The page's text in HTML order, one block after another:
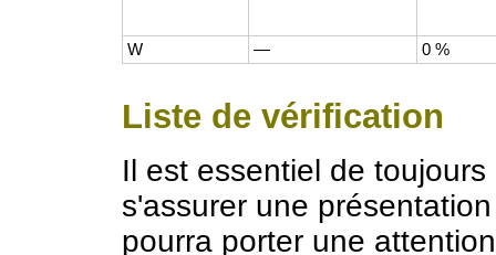
W — 0 %
Liste de vérification
Il est essentiel de
s'assurer une
pourra porter une